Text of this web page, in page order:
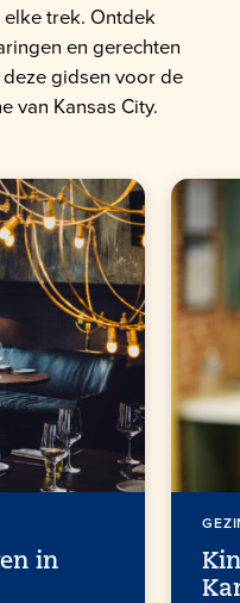
trek. Ontdek
en gerechten
gidsen voor de
van Kansas City.
in